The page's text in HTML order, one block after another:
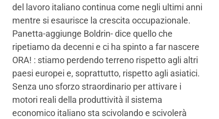
del lavoro italiano continua come negli ultimi anni
mentre si esaurisce la crescita occupazionale.
Panetta-aggiunge Boldrin- dice quello che
ripetiamo da decenni e ci ha spinto a far nascere
ORA! : stiamo perdendo terreno rispetto agli altri
paesi europei e, soprattutto, rispetto agli asiatici.
Senza uno sforzo straordinario per attivare i
motori reali della produttività il sistema
economico italiano sta scivolando e scivolerà